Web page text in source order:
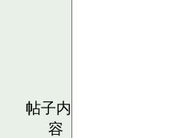
帖子内
容